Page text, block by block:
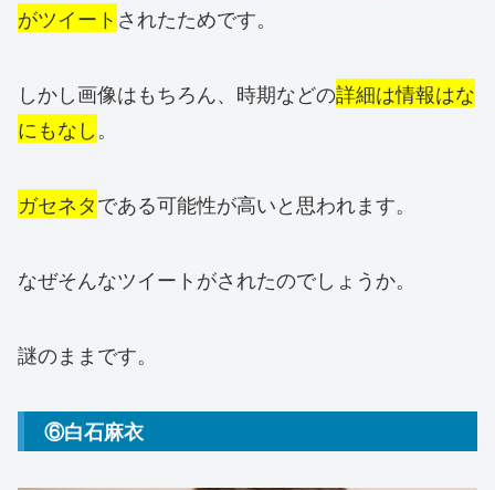
がツイート されたためです。
しかし画像はもちろん、時期などの詳細は情報はな
にもなし。
ガセネタである可能性が高いと思われます。
なぜそんなツイートがされたのでしょうか。
謎のままです。
⑥白石麻衣